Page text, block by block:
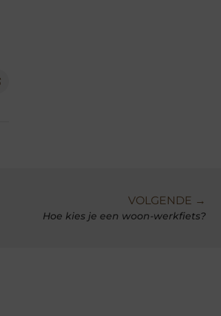
VOLGENDE →
Hoe kies je een woon-werkfiets?